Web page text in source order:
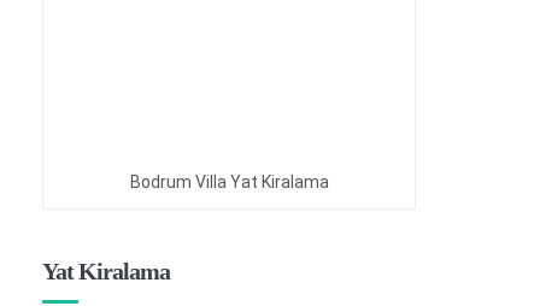
Bodrum Villa Yat Kiralama
Yat Kiralama